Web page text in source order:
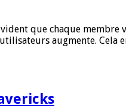
que chaque
augmente.